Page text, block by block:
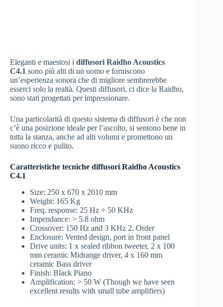
Eleganti e maestosi i diffusori Raidho Acoustics
C4.1 sono più alti di un uomo e forniscono
un’esperienza sonora che di migliore sembrerebbe
esserci solo la realtà. Questi diffusori, ci dice la Raidho,
sono stati progettati per impressionare.
Una particolarità di questo sistema di diffusori è che non
c’è una posizione ideale per l’ascolto, si sentono bene in
tutta la stanza, anche ad alti volumi e promettono un
suono ricco e pulito.
Caratteristiche tecniche diffusori Raidho Acoustics
C4.1
Size: 250 x 670 x 2010 mm
Weight: 165 Kg
Freq. response: 25 Hz ÷ 50 KHz
Impendance: > 5.8 ohm
Crossover: 150 Hz and 3 KHz 2. Order
Enclosure: Vented design, port in front panel
Drive units: 1 x sealed ribbon tweeter, 2 x 100
mm ceramic Midrange driver, 4 x 160 mm
ceramic Bass driver
Finish: Black Piano
Amplification: > 50 W (Though we have seen
excellent results with small tube amplifiers)